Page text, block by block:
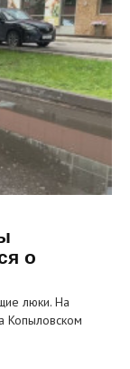
о
люки. На
Копыловском